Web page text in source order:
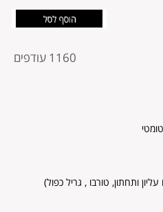
1160 עודפים